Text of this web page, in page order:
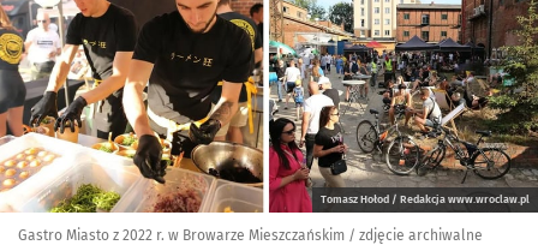
Tomasz Hołod / Redakcja www.wroclaw.pl
Gastro Miasto z 2022 r. w Browarze Mieszczańskim / zdjęcie archiwalne